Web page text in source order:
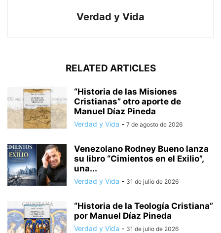
Verdad y Vida
RELATED ARTICLES
“Historia de las Misiones
Cristianas” otro aporte de
Manuel Díaz Pineda
Verdad y Vida - 7 de agosto de 2026
Venezolano Rodney Bueno lanza
su libro “Cimientos en el Exilio”,
una...
Verdad y Vida - 31 de julio de 2026
“Historia de la Teología Cristiana”
por Manuel Díaz Pineda
Verdad y Vida - 31 de julio de 2026